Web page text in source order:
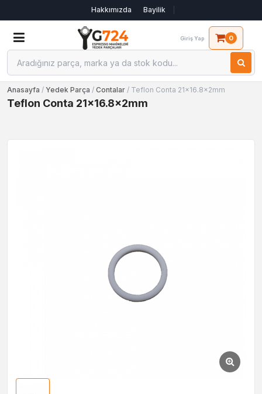
Hakkımızda Bayilik
Giriş Yap 0
Anasayfa / Yedek Parça / Contalar / Teflon Conta 21x16.8x2mm
Teflon Conta 21x16.8x2mm